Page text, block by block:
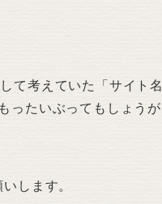
て考えていた「サイト名
ったいぶってもしょうが
します。